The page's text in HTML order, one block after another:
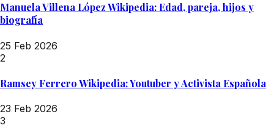
Manuela Villena López Wikipedia: Edad, pareja, hijos y
biografía
25 Feb 2026
2
Ramsey Ferrero Wikipedia: Youtuber y Activista Española
23 Feb 2026
3